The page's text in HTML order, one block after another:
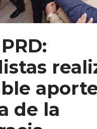
de la